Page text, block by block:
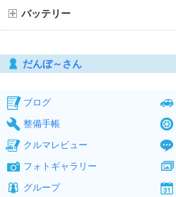
バッテリー
だんぼ～さん
ブログ
整備手帳
クルマレビュー
フォトギャラリー
グループ